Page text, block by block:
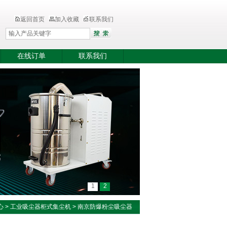
返回首页 加入收藏 联系我们
在线订单 联系我们
1 2
> 工业吸尘器柜式集尘机 > 南京防爆粉尘吸尘器